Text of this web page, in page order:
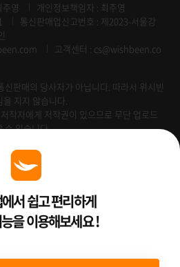
주영
개인정보책임자 : 최주영
통신판매업신고번호 : 제2023-서울강
고객센터 : cs@wishbeen.co
판매의 당사자가 아닙니다. 따라서 위시빈
지지 않습니다.
작자에게 저작권이 있으므로 무단 업로드
수 있습니다.
서 쉽고 편리하게
을 이용해보세요 !